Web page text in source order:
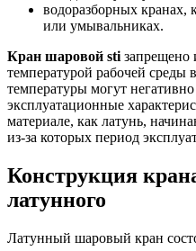
водоразборных
или умывальниках.
Кран шаровой sti запрещено
температурой рабочей
температуры могут
эксплуатационные
материале, как латунь,
из-за которых период
Конструкция
латунного
Латунный шаровый кран